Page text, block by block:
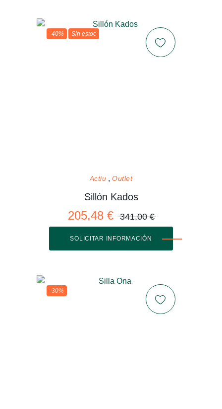
-40% Sin estoc
Actiu Outlet
Sillón Kados
205,48 € 341,00 €
SOLICITAR INFORMACIÓN
-30%